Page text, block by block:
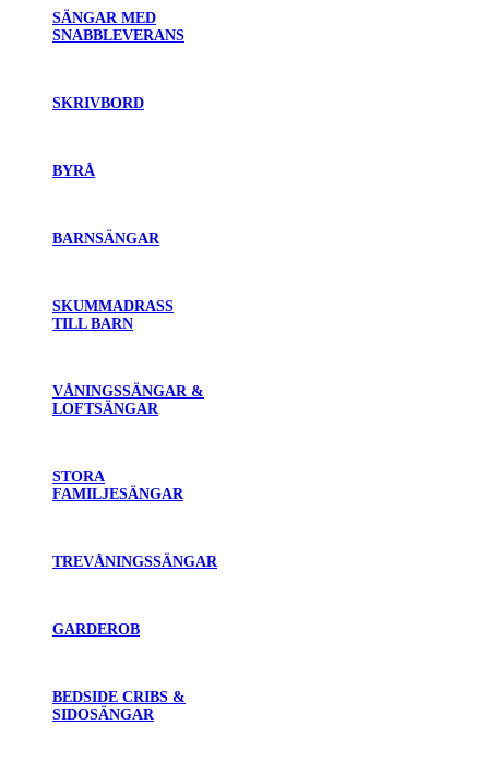
SÄNGAR MED
SNABBLEVERANS
SKRIVBORD
BYRÅ
BARNSÄNGAR
SKUMMADRASS
TILL BARN
VÅNINGSSÄNGAR &
LOFTSÄNGAR
STORA
FAMILJESÄNGAR
TREVÅNINGSSÄNGAR
GARDEROB
BEDSIDE CRIBS &
SIDOSÄNGAR